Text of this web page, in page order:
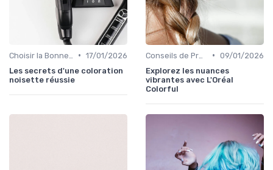
• 17/01/2026
Les secrets d'une coloration
noisette réussie
• 09/01/2026
Explorez les nuances
vibrantes avec L'Oréal
Colorful